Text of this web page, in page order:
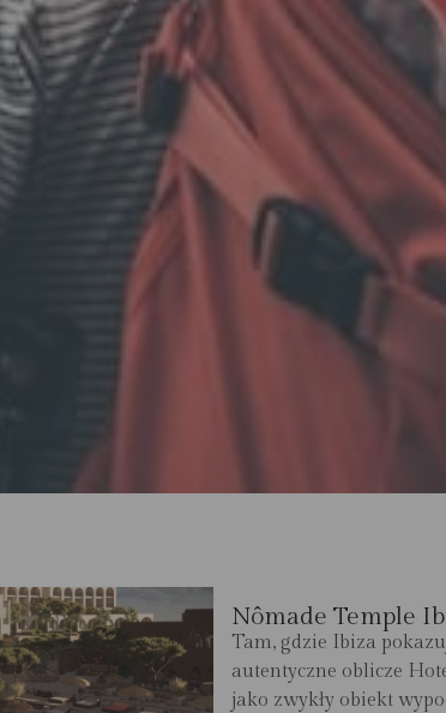
Nômade Temple
Tam, gdzie Ibiza
autentyczne oblicze
jako zwykły obiekt